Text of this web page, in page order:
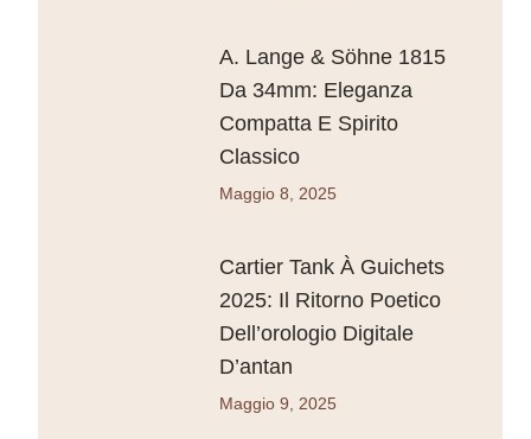
A. Lange & Söhne 1815
Da 34mm: Eleganza
Compatta E Spirito
Classico
Maggio 8, 2025
Cartier Tank À Guichets
2025: Il Ritorno Poetico
Dell’orologio Digitale
D’antan
Maggio 9, 2025